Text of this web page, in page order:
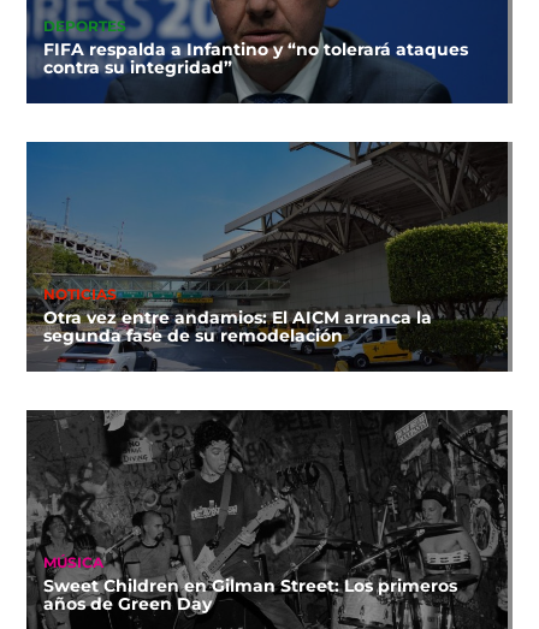
DEPORTES
FIFA respalda a Infantino y “no tolerará ataques
contra su integridad”
NOTICIAS
Otra vez entre andamios: El AICM arranca la
segunda fase de su remodelación
MÚSICA
Sweet Children en Gilman Street: Los primeros
años de Green Day